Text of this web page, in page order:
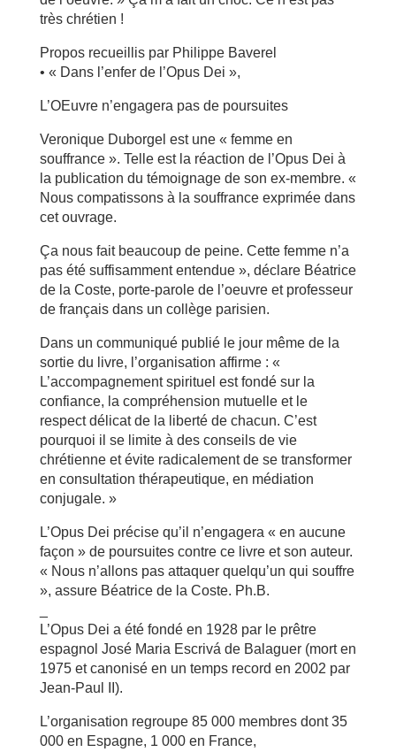
très chrétien !
Propos recueillis par Philippe Baverel
• « Dans l’enfer de l’Opus Dei »,
L’OEuvre n’engagera pas de poursuites
Veronique Duborgel est une « femme en
souffrance ». Telle est la réaction de l’Opus Dei à
la publication du témoignage de son ex-membre. «
Nous compatissons à la souffrance exprimée dans
cet ouvrage.
Ça nous fait beaucoup de peine. Cette femme n’a
pas été suffisamment entendue », déclare Béatrice
de la Coste, porte-parole de l’oeuvre et professeur
de français dans un collège parisien.
Dans un communiqué publié le jour même de la
sortie du livre, l’organisation affirme : «
L’accompagnement spirituel est fondé sur la
confiance, la compréhension mutuelle et le
respect délicat de la liberté de chacun. C’est
pourquoi il se limite à des conseils de vie
chrétienne et évite radicalement de se transformer
en consultation thérapeutique, en médiation
conjugale. »
L’Opus Dei précise qu’il n’engagera « en aucune
façon » de poursuites contre ce livre et son auteur.
« Nous n’allons pas attaquer quelqu’un qui souffre
», assure Béatrice de la Coste. Ph.B.
L’Opus Dei a été fondé en 1928 par le prêtre
espagnol José Maria Escrivá de Balaguer (mort en
1975 et canonisé en un temps record en 2002 par
Jean-Paul II).
L’organisation regroupe 85 000 membres dont 35
000 en Espagne, 1 000 en France,